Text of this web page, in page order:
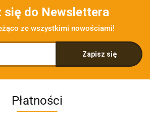
się do Newslettera
ze wszystkimi nowościami!
Płatności